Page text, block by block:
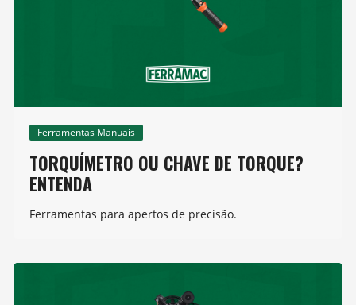
Ferramentas Manuais
TORQUÍMETRO OU CHAVE DE TORQUE?
ENTENDA
Ferramentas para apertos de precisão.